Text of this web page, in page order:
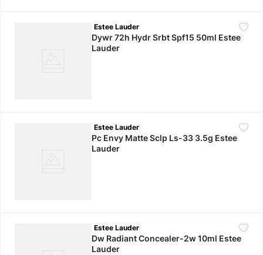
Estee Lauder
Dywr 72h Hydr Srbt Spf15 50ml Estee
Lauder
Estee Lauder
Pc Envy Matte Sclp Ls-33 3.5g Estee
Lauder
Estee Lauder
Dw Radiant Concealer-2w 10ml Estee
Lauder